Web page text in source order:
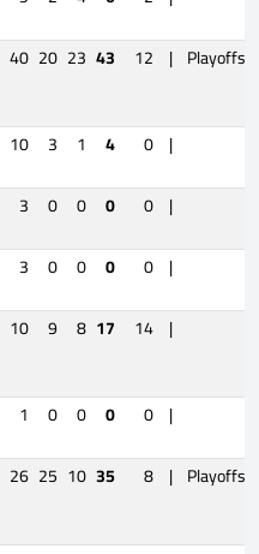
40 20 23 43 12 | Playoffs
10 3 1 4 0 |
3 0 0 0 0 |
3 0 0 0 0 |
10 9 8 17 14 |
1 0 0 0 0 |
26 25 10 35 8 | Playoffs